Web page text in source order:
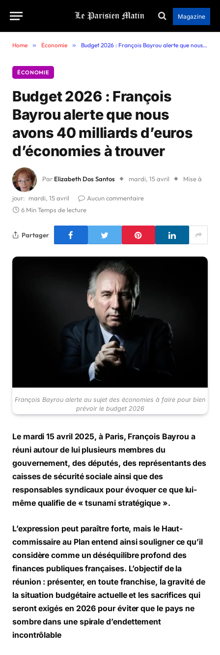
Magazine
Home » Économie » Budget 2026 : François Bayrou alerte que nous avons 40 milliards d’euros d’économies à trouver
ÉCONOMIE
Budget 2026 : François
Bayrou alerte que nous
avons 40 milliards d’euros
d’économies à trouver
Par Elizabeth Dos Santos mardi, 15 avril Mise à
jour: mardi, 15 avril
Aucun commentaire
6 Min Temps de lecture
Partager
François Bayrou alerte au sujet des économies à faire pour bien
prévoir le budget 2026
Le mardi 15 avril 2025, à Paris, François Bayrou a
réuni autour de lui plusieurs membres du
gouvernement, des députés, des représentants des
caisses de sécurité sociale ainsi que des
responsables syndicaux pour évoquer ce que lui-
même qualifie de « tsunami stratégique ».
L’expression peut paraître forte, mais le Haut-
commissaire au Plan entend ainsi souligner ce qu’il
considère comme un déséquilibre profond des
finances publiques françaises. L’objectif de la
réunion : présenter, en toute franchise, la gravité de
la situation budgétaire actuelle et les sacrifices qui
seront exigés en 2026 pour éviter que le pays ne
sombre dans une spirale d’endettement
incontrôlable